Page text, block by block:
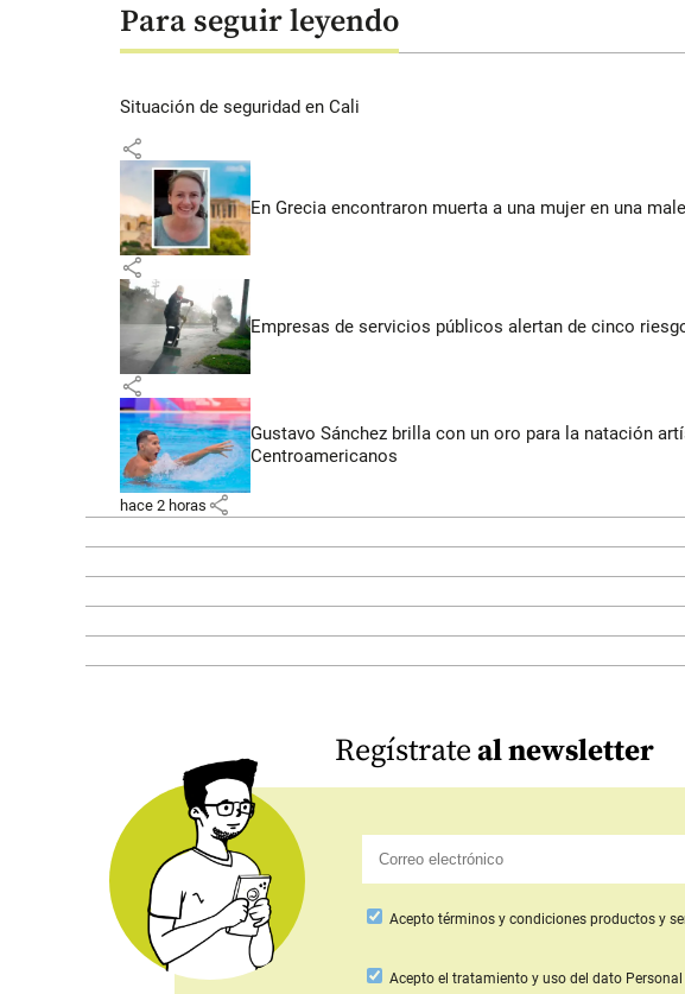
Para seguir leyendo
Situación de seguridad en Cali
share
En Grecia encontraron muerta a una mujer en una
share
Empresas de servicios públicos alertan de cinco
share
Gustavo Sánchez brilla con un oro para la natación
Centroamericanos
hace 2 horas share
Regístrateal newsletter
Acepto términos y condiciones productos y
Aceptoel tratamiento y uso del dato Personal